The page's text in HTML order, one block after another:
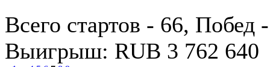
Всего стартов - 66,
Выигрыш: RUB 3 762 640